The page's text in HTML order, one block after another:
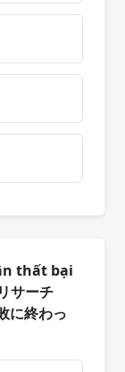
thất bại
サーチ
に終わっ